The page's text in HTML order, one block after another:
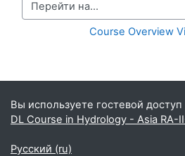
Перейти на...
Course Overview
Дополнительные блоки
Вы используете гостевой доступ
DL Course in Hydrology - Asia RA-
Русский ‎(ru)‎